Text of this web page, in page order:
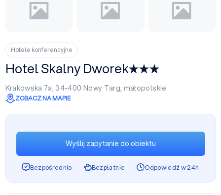
Hotele konferencyjne
Hotel Skalny Dworek
Krakowska 7a, 34-400 Nowy Targ, małopolskie
ZOBACZ NA MAPIE
Wyślij zapytanie do obiektu
Bezpośrednio Bezpłatnie Odpowiedź w 24h